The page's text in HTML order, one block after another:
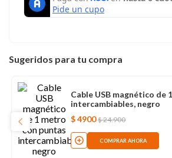
Sugeridos para tu compra
Cable USB magnético de
intercambiables, negro
$4900 $24.900
COMPRAR AHORA